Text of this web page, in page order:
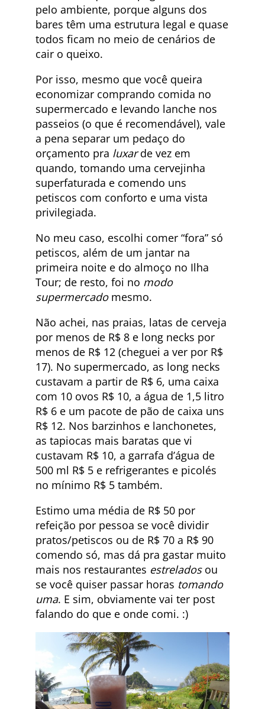
pelo ambiente, porque alguns dos
bares têm uma estrutura legal e quase
todos ficam no meio de cenários de
cair o queixo.
Por isso, mesmo que você queira
economizar comprando comida no
supermercado e levando lanche nos
passeios (o que é recomendável), vale
a pena separar um pedaço do
orçamento pra luxarde vez em
quando, tomando uma cervejinha
superfaturada e comendo uns
petiscos com conforto e uma vista
privilegiada.
No meu caso, escolhi comer “fora” só
petiscos, além de um jantar na
primeira noite e do almoço no Ilha
Tour; de resto, foi no modo
supermercadomesmo.
Não achei, nas praias, latas de cerveja
por menos de R$ 8 e long necks por
menos de R$ 12 (cheguei a ver por R$
17). No supermercado, as long necks
custavam a partir de R$ 6, uma caixa
com 10 ovos R$ 10, a água de 1,5 litro
R$ 6 e um pacote de pão de caixa uns
R$ 12. Nos barzinhos e lanchonetes,
as tapiocas mais baratas que vi
custavam R$ 10, a garrafa d’água de
500 ml R$ 5 e refrigerantes e picolés
no mínimo R$ 5 também.
Estimo uma média de R$ 50 por
refeição por pessoa se você dividir
pratos/petiscos ou de R$ 70 a R$ 90
comendo só, mas dá pra gastar muito
mais nos restaurantes estreladosou
se você quiser passar horas tomando
uma. E sim, obviamente vai ter post
falando do que e onde comi. :)